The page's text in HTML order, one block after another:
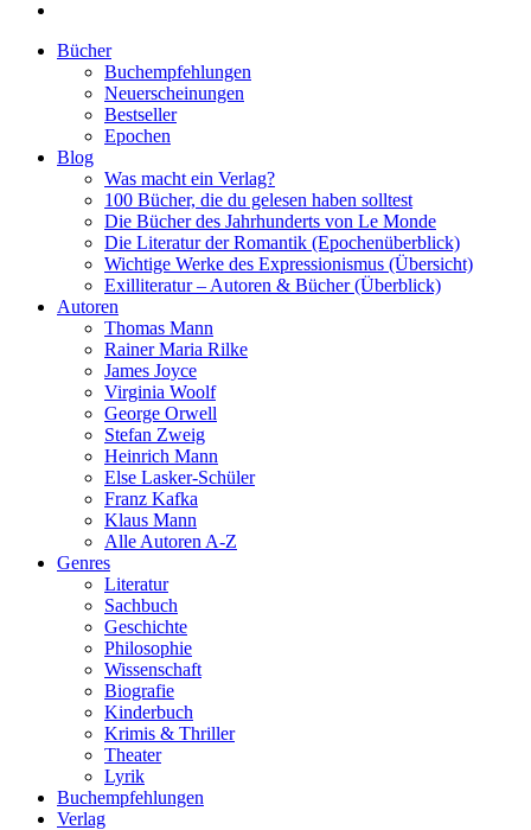
Bücher
Buchempfehlungen
Neuerscheinungen
Bestseller
Epochen
Blog
Was macht ein Verlag?
100 Bücher, die du gelesen haben solltest
Die Bücher des Jahrhunderts von Le Monde
Die Literatur der Romantik (Epochenüberblick)
Wichtige Werke des Expressionismus (Übersicht)
Exilliteratur – Autoren & Bücher (Überblick)
Autoren
Thomas Mann
Rainer Maria Rilke
James Joyce
Virginia Woolf
George Orwell
Stefan Zweig
Heinrich Mann
Else Lasker-Schüler
Franz Kafka
Klaus Mann
Alle Autoren A-Z
Genres
Literatur
Sachbuch
Geschichte
Philosophie
Wissenschaft
Biografie
Kinderbuch
Krimis & Thriller
Theater
Lyrik
Buchempfehlungen
Verlag